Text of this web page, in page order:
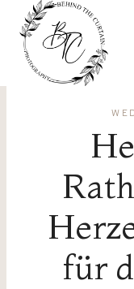
content
für